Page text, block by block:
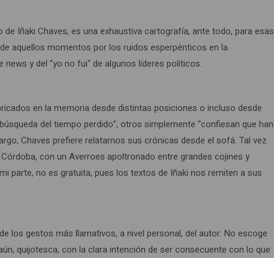
de Iñaki Chaves, es una exhaustiva cartografía, ante todo, para esas
aquellos momentos por los ruidos esperpénticos en la
y del “yo no fui“ de algunos líderes políticos.
en la memoria desde distintas posiciones o incluso desde
del tiempo perdido”, otros simplemente “confiesan que han
Chaves prefiere relatarnos sus crónicas desde el sofá. Tal vez
con un Averroes apoltronado entre grandes cojines y
parte, no es gratuita, pues los textos de Iñaki nos remiten a sus
los gestos más llamativos, a nivel personal, del autor. No escoge
quijotesca, con la clara intención de ser consecuente con lo que